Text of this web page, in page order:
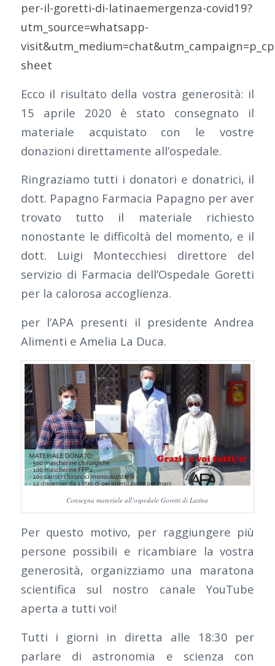
per-il-goretti-di-latinaemergenza-covid19?
utm_source=whatsapp-
sheet
Ecco il risultato della vostra generosità: il
15 aprile 2020 è stato consegnato il
materiale acquistato con le vostre
donazioni direttamente all’ospedale.
Ringraziamo tutti i donatori e donatrici, il
dott. Papagno Farmacia Papagno per aver
trovato tutto il materiale richiesto
nonostante le difficoltà del momento, e il
dott. Luigi Montecchiesi direttore del
servizio di Farmacia dell’Ospedale Goretti
per la calorosa accoglienza.
per l’APA presenti il presidente Andrea
Alimenti e Amelia La Duca.
Consegna materiale all’ospedale Goretti di Latina
Per questo motivo, per raggiungere più
persone possibili e ricambiare la vostra
generosità, organizziamo una maratona
scientifica sul nostro canale YouTube
aperta a tutti voi!
Tutti i giorni in diretta alle 18:30 per
parlare di astronomia e scienza con